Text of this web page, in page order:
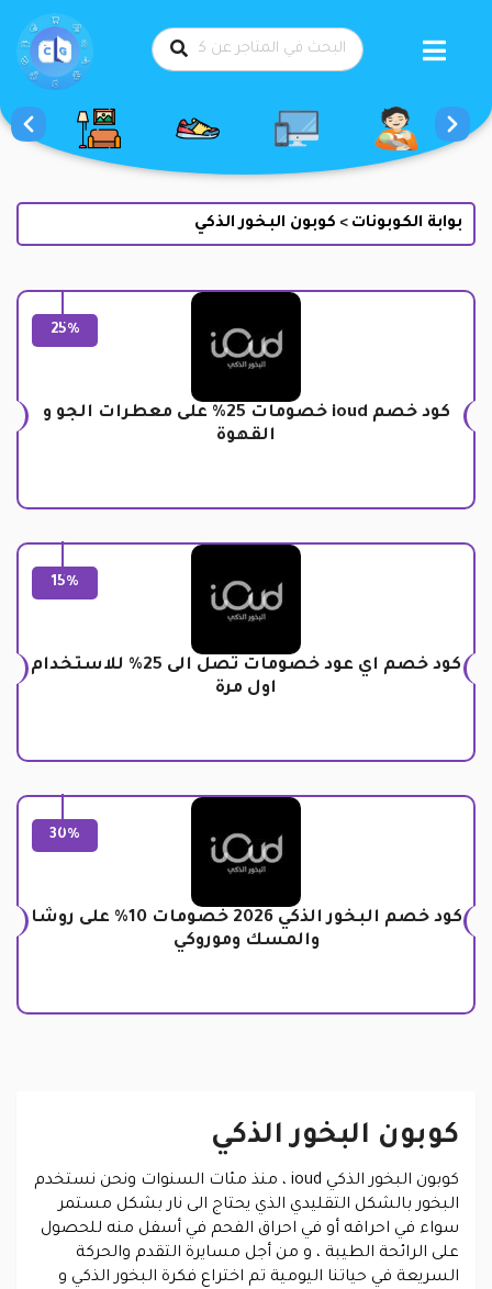
بوابة الكوبونات > كوبون البخور الذكي
25%
كود خصم ioud خصومات 25% على معطرات الجو و
القهوة
15%
كود خصم اي عود خصومات تصل الى 25% للاستخدام
اول مرة
30%
كود خصم البخور الذكي 2026 خصومات 10% على روشا
والمسك وموروكي
كوبون البخور الذكي
كوبون البخور الذكي ioud
، منذ مئات السنوات ونحن نستخدم
البخور بالشكل التقليدي الذي يحتاج الى نار بشكل مستمر
سواء في احراقه أو في احراق الفحم في أسفل منه للحصول
على الرائحة الطيبة ، و من أجل مسايرة التقدم والحركة
السريعة في حياتنا اليومية تم اختراع فكرة البخور الذكي و